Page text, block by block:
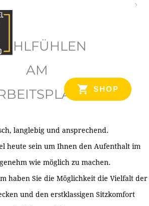
SHOP
AM
langlebig und ansprechend.
heute sein um Ihnen den Aufenthalt im
wie möglich zu machen.
haben Sie die Möglichkeit die Vielfalt der
und den erstklassigen Sitzkomfort